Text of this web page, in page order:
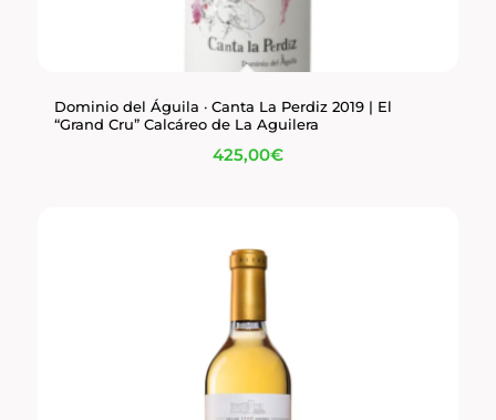
Dominio del Águila · Canta La Perdiz 2019 | El
“Grand Cru” Calcáreo de La Aguilera
425,00€